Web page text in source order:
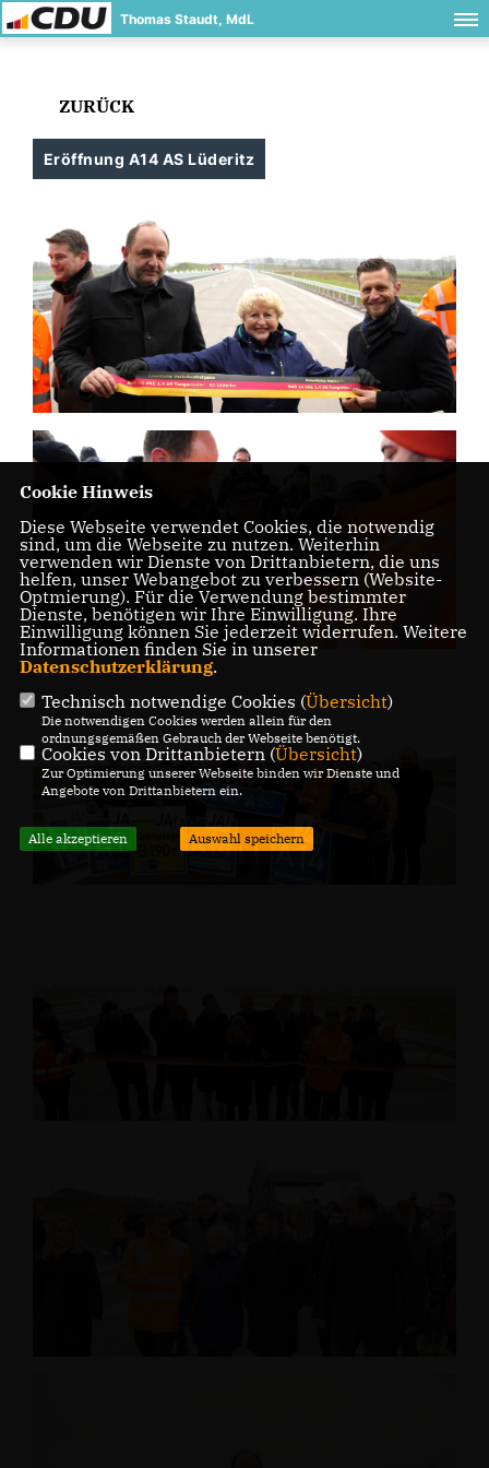
Thomas Staudt, MdL
ZURÜCK
Eröffnung A14 AS Lüderitz
Cookie Hinweis
Diese Webseite verwendet Cookies, die notwendig
sind, um die Webseite zu nutzen. Weiterhin
verwenden wir Dienste von Drittanbietern, die uns
helfen, unser Webangebot zu verbessern (Website-
Optmierung). Für die Verwendung bestimmter
Dienste, benötigen wir Ihre Einwilligung. Ihre
Einwilligung können Sie jederzeit widerrufen. Weitere
Informationen finden Sie in unserer
Datenschutzerklärung.
Technisch notwendige Cookies (Übersicht)
Die notwendigen Cookies werden allein für den
ordnungsgemäßen Gebrauch der Webseite benötigt.
Cookies von Drittanbietern (Übersicht)
Zur Optimierung unserer Webseite binden wir Dienste und
Angebote von Drittanbietern ein.
Alle akzeptieren Auswahl speichern